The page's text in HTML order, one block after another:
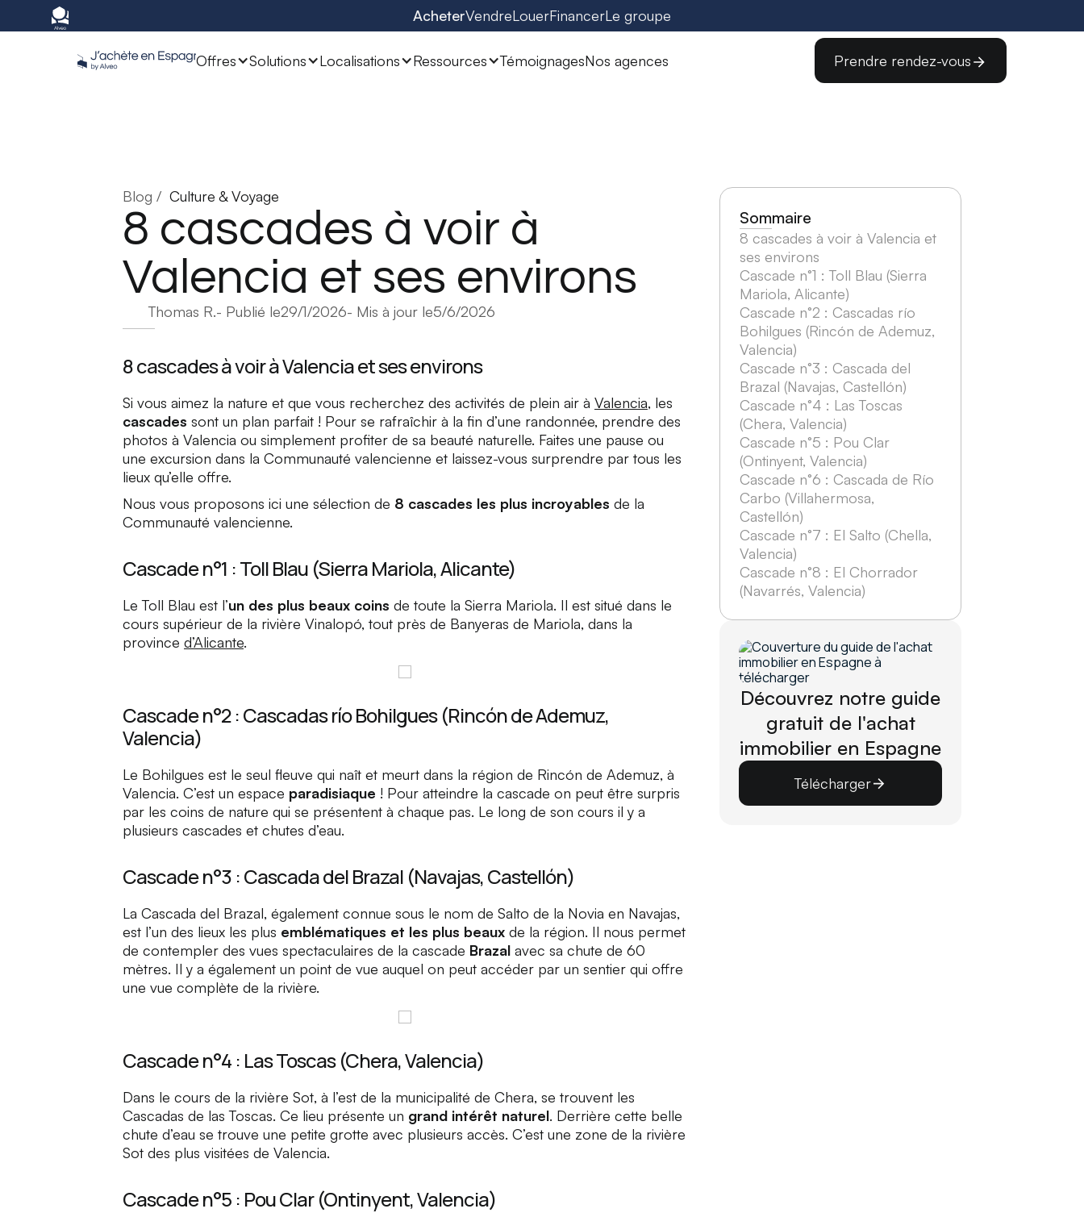
AcheterVendreLouerFinancerLe groupe
Offres Solutions Localisations Ressources TémoignagesNos agences Prendre rendez-vous
Blog / Culture & Voyage
8 cascades à voir à
Valencia et ses environs
Thomas R.- Publié le29/1/2026- Mis à jour le5/6/2026
8 cascades à voir à Valencia et ses environs
Si vous aimez la nature et que vous recherchez des activités de plein air à Valencia, les
cascades sont un plan parfait ! Pour se rafraîchir à la fin d’une randonnée, prendre des
photos à Valencia ou simplement profiter de sa beauté naturelle. Faites une pause ou
une excursion dans la Communauté valencienne et laissez-vous surprendre par tous les
lieux qu’elle offre.
Nous vous proposons ici une sélection de 8 cascades les plus incroyables de la
Communauté valencienne.
Cascade n°1 : Toll Blau (Sierra Mariola, Alicante)
LeToll Blau est l’un des plus beaux coins de toute la Sierra Mariola. Il est situé dans le
cours supérieur de la rivière Vinalopó, tout près de Banyeras de Mariola, dans la
province d’Alicante.
Cascade n°2 : Cascadas río Bohilgues (Rincón de Ademuz,
Valencia)
Le Bohilgues est le seul fleuve qui naît et meurt dans la région de Rincón de Ademuz, à
Valencia. C’est un espace paradisiaque ! Pour atteindre la cascade on peut être surpris
par les coins de nature qui se présentent à chaque pas. Le long de son cours il y a
plusieurs cascades et chutes d’eau.
Cascade n°3 : Cascada del Brazal (Navajas, Castellón)
La Cascada del Brazal, également connue sous le nom de Salto de la Novia en Navajas,
est l’un des lieux les plus emblématiques et les plus beaux de la région. Il nous permet
de contempler des vues spectaculaires de la cascade Brazal avec sa chute de 60
mètres. Il y a également un point de vue auquel on peut accéder par un sentier qui offre
une vue complète de la rivière.
Cascade n°4 : Las Toscas (Chera, Valencia)
Dans le cours de la rivière Sot, à l’est de la municipalité de Chera, se trouvent les
Cascadas de las Toscas. Ce lieu présente un grand intérêt naturel. Derrière cette belle
chute d’eau se trouve une petite grotte avec plusieurs accès. C’est une zone de la rivière
Sot des plus visitées de Valencia.
Cascade n°5 : Pou Clar (Ontinyent, Valencia)
Sommaire
8 cascades à voir à Valencia et
ses environs
Cascade n°1 : Toll Blau (Sierra
Mariola, Alicante)
Cascade n°2 : Cascadas río
Bohilgues (Rincón de Ademuz,
Valencia)
Cascade n°3 : Cascada del
Brazal (Navajas, Castellón)
Cascade n°4 : Las Toscas
(Chera, Valencia)
Cascade n°5 : Pou Clar
(Ontinyent, Valencia)
Cascade n°6 : Cascada de Río
Carbo (Villahermosa,
Castellón)
Cascade n°7 : El Salto (Chella,
Valencia)
Cascade n°8 : El Chorrador
(Navarrés, Valencia)
Découvrez notre guide
gratuit de l'achat
immobilier en Espagne
Télécharger